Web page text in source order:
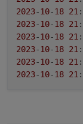
2023-10-18 21 :
2023-10-18 21 :
2023-10-18 21 :
2023-10-18 21 :
2023-10-18 21 :
2023-10-18 21 :